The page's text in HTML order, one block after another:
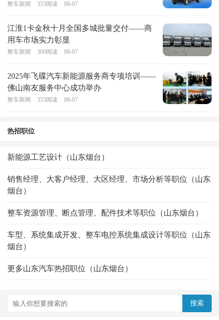
整车新闻 353阅读 08-07
江淮1卡金秋十月全国多城批量交付——商
用车市场实力彰显
整车新闻 300阅读 08-07
2025年飞碟汽车新能源服务商专项培训——
佛山南友服务中心成功举办
整车新闻 353阅读 08-07
热招职位
新能源工艺设计（山东烟台）
销售经理、大客户经理、大区经理、市场分析等职位（山东
烟台）
整车资源管理、断点管理、配件技术等职位（山东烟台）
车型、系统集成开发、整车电控系统集成设计等职位（山东
烟台）
更多山东汽车热招职位（山东烟台）